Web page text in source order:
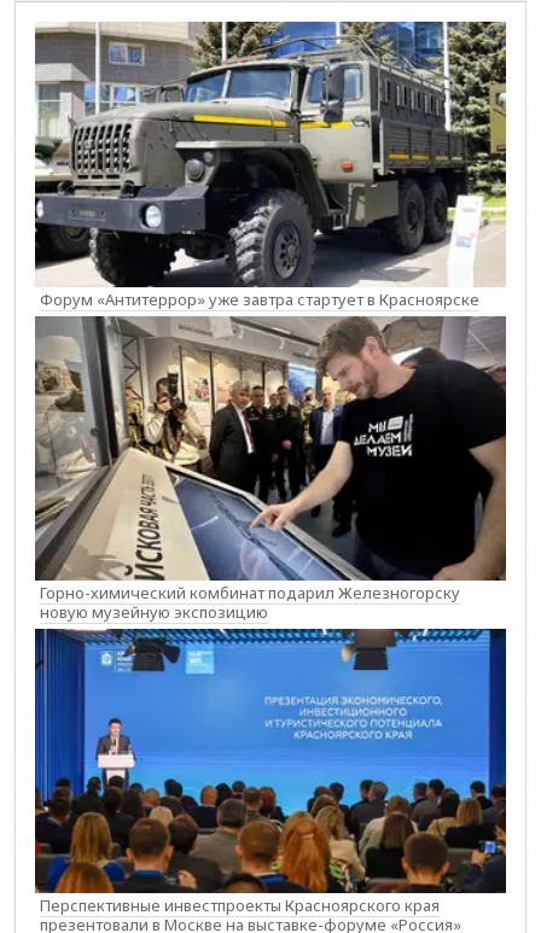
Форум «Антитеррор» уже завтра стартует в Красноярске
Горно-химический комбинат подарил Железногорску
новую музейную экспозицию
Перспективные инвестпроекты Красноярского края
презентовали в Москве на выставке-форуме «Россия»